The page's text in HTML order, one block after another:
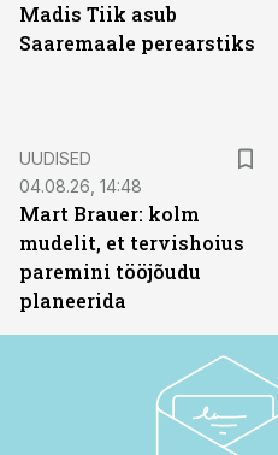
Madis Tiik asub
Saaremaale perearstiks
UUDISED
04.08.26, 14:48
Mart Brauer: kolm
mudelit, et tervishoius
paremini tööjõudu
planeerida